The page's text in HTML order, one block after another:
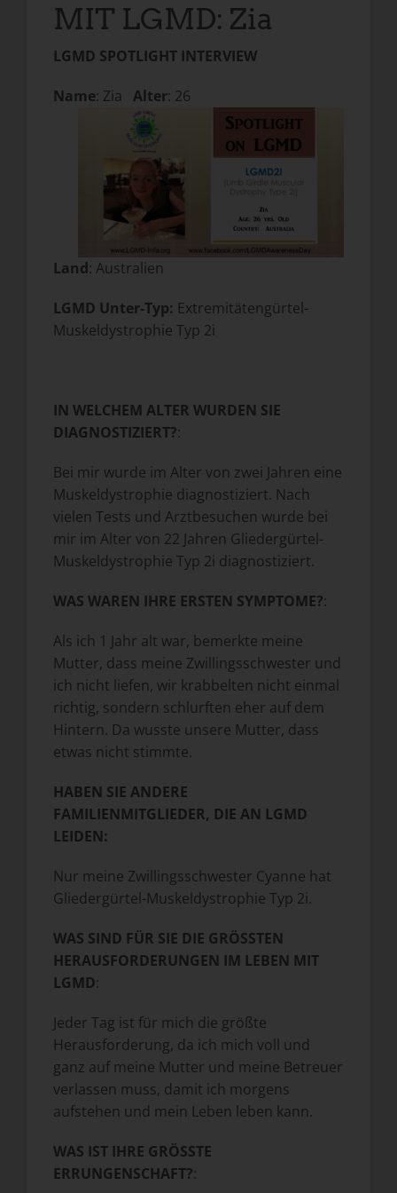
MIT LGMD: Zia
LGMD SPOTLIGHT INTERVIEW
Name: Zia Alter: 26
Land: Australien
LGMD Unter-Typ: Extremitätengürtel-
Muskeldystrophie Typ 2i
IN WELCHEM ALTER WURDEN SIE
DIAGNOSTIZIERT?:
Bei mir wurde im Alter von zwei Jahren eine
Muskeldystrophie diagnostiziert. Nach
vielen Tests und Arztbesuchen wurde bei
mir im Alter von 22 Jahren Gliedergürtel-
Muskeldystrophie Typ 2i diagnostiziert.
WAS WAREN IHRE ERSTEN SYMPTOME?:
Als ich 1 Jahr alt war, bemerkte meine
Mutter, dass meine Zwillingsschwester und
ich nicht liefen, wir krabbelten nicht einmal
richtig, sondern schlurften eher auf dem
Hintern. Da wusste unsere Mutter, dass
etwas nicht stimmte.
HABEN SIE ANDERE
FAMILIENMITGLIEDER, DIE AN LGMD
LEIDEN:
Nur meine Zwillingsschwester Cyanne hat
Gliedergürtel-Muskeldystrophie Typ 2i.
WAS SIND FÜR SIE DIE GRÖSSTEN
HERAUSFORDERUNGEN IM LEBEN MIT
LGMD:
Jeder Tag ist für mich die größte
Herausforderung, da ich mich voll und
ganz auf meine Mutter und meine Betreuer
verlassen muss, damit ich morgens
aufstehen und mein Leben leben kann.
WAS IST IHRE GRÖSSTE
ERRUNGENSCHAFT?: